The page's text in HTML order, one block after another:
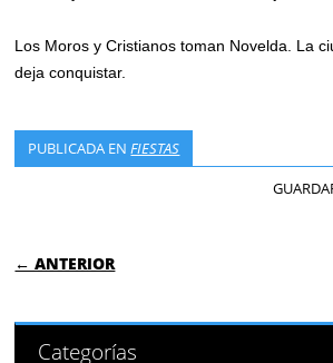
Los Moros y Cristianos toman Novelda. La
deja conquistar.
PUBLICADA ENFIESTAS
NAVEGACIÓN DE
← ANTERIOR
Categorías